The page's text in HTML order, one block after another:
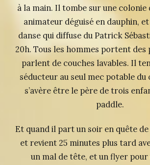
à la main. Il tombe sur une colonie
animateur déguisé en dauphin,
danse qui diffuse du Patrick
20h. Tous les hommes portent des
parlent de couches lavables. Il
séducteur au seul mec potable
s’avère être le père de trois
paddle.
Et quand il part un soir en quête de
et revient 25 minutes plus tard
un mal de tête, et un flyer pour